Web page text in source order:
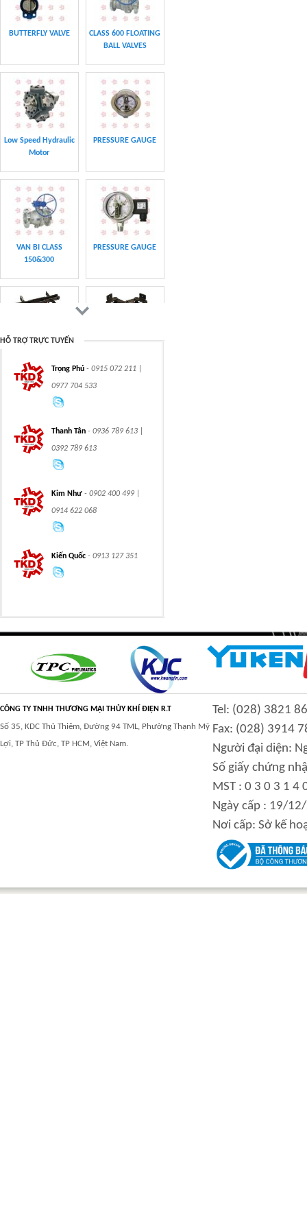
MOUNTED BALL
VALVES
MOUNTED BALL
VALVES
motors
TRUNNION MOUNTED
BALL VALVES
CLASS 900 TRUNNION
MOUNTED BALL
CLASS 2500
TRUNNION MOUNTED
motor
hydraulic motors
High and low speed
hydraulic motor
BOLTLESS ROOFING
FORMING MACHINE
HỖ TRỢ TRỰC TUYẾN
Trọng Phú - 0915 072 211 |
0977 704 533
Thanh Tân - 0936 789 613 |
0392 789 613
Kim Như - 0902 400 499 |
0914 622 068
Kiến Quốc - 0913 127 351
CÔNG TY TNHH THƯƠNG MẠI THỦY KHÍ ĐIỆN R.T
Số 35, KDC Thủ Thiêm, Đường 94 TML, Phường Thạnh Mỹ
Lợi, TP Thủ Đức, TP HCM, Việt Nam.
Tel: (028) 3821
Fax: (028) 3914
Người đại diện:
Số giấy chứng
MST : 0 3 0 3 1 4
Ngày cấp : 19/
Nơi cấp: Sở kế